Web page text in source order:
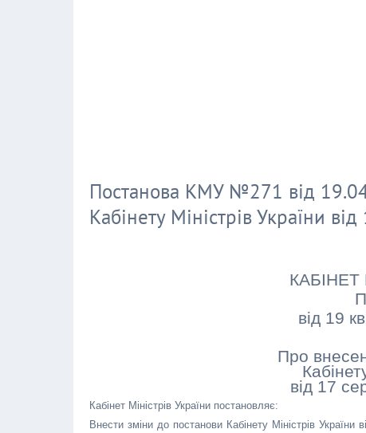
Постанова КМУ №271 від
Кабінету Міністрів України
КАБІНЕТ
від 19
Про
від 17
Кабінет Міністрів України постановляє:
Внести зміни до постанови Кабінету Міністрів